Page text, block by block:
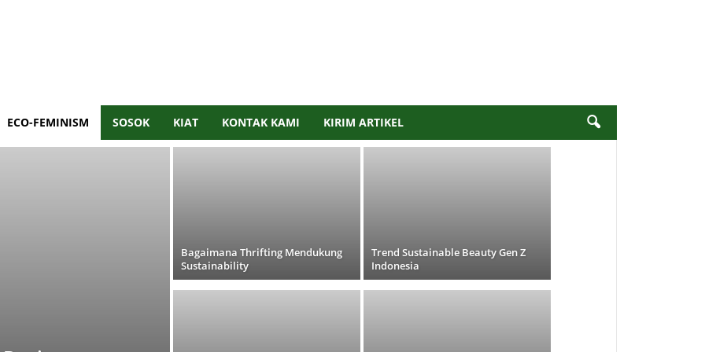
ECO-FEMINISM SOSOK KIAT KONTAK KAMI KIRIM ARTIKEL
Bagaimana Thrifting Mendukung
Sustainability
Trend Sustainable Beauty Gen Z
Indonesia